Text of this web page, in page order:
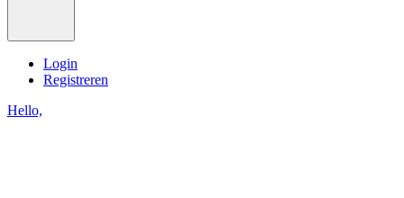
Login
Registreren
Hello,